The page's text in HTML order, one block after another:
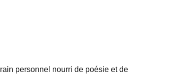
personnel nourri de poésie et de